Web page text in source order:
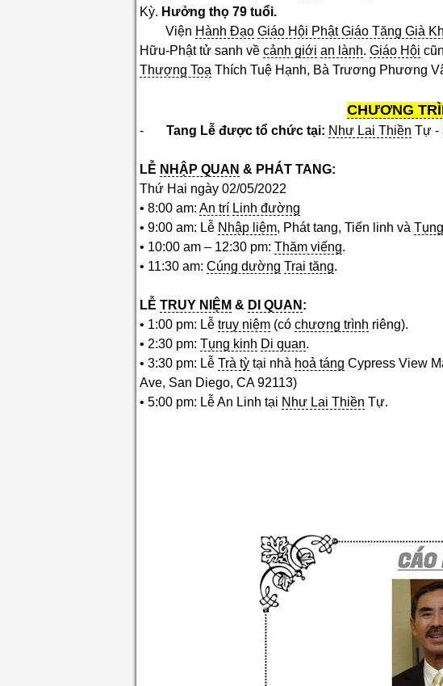
Kỳ. Hưởng thọ 79 tuổi.
Viện Hành Đạo Giáo Hội Phật Giáo Tăng Già
Hữu-Phật tử sanh về cảnh giới an lành. Giáo Hội
Thượng Toạ Thích Tuệ Hạnh, Bà Trương Phương
CHƯƠNG
- Tang Lễ được tổ chức tại: Như Lai Thiền Tự -
LỄ NHẬP QUAN & PHÁT TANG:
Thứ Hai ngày 02/05/2022
• 8:00 am: An trí Linh đường
• 9:00 am: Lễ Nhập liệm, Phát tang, Tiến linh và
• 10:00 am – 12:30 pm: Thăm viếng.
• 11:30 am: Cúng dường Trai tăng.
LỄ TRUY NIỆM & DI QUAN :
• 1:00 pm: Lễ truy niệm (có chương trình riêng).
• 2:30 pm: Tụng kinh Di quan.
• 3:30 pm: Lễ Trà tỳ tại nhà hoả táng Cypress View
Ave, San Diego, CA 92113)
• 5:00 pm: Lễ An Linh tại Như Lai Thiền Tự.